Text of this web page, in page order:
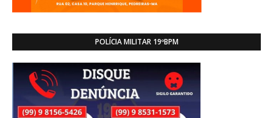
POLÍCIA MILITAR 19ºBPM